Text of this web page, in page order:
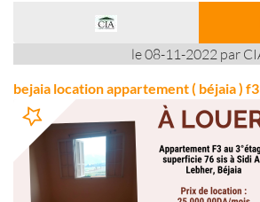
le 08-11-2022 par
bejaia location appartement ( béjaia ) f3